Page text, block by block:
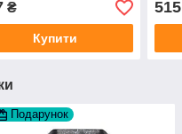
₴
Купити
515
Подарунок